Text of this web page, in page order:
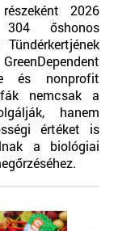
2026
őshonos
és nonprofit
nemcsak a
hanem
értéket is
a biológiai